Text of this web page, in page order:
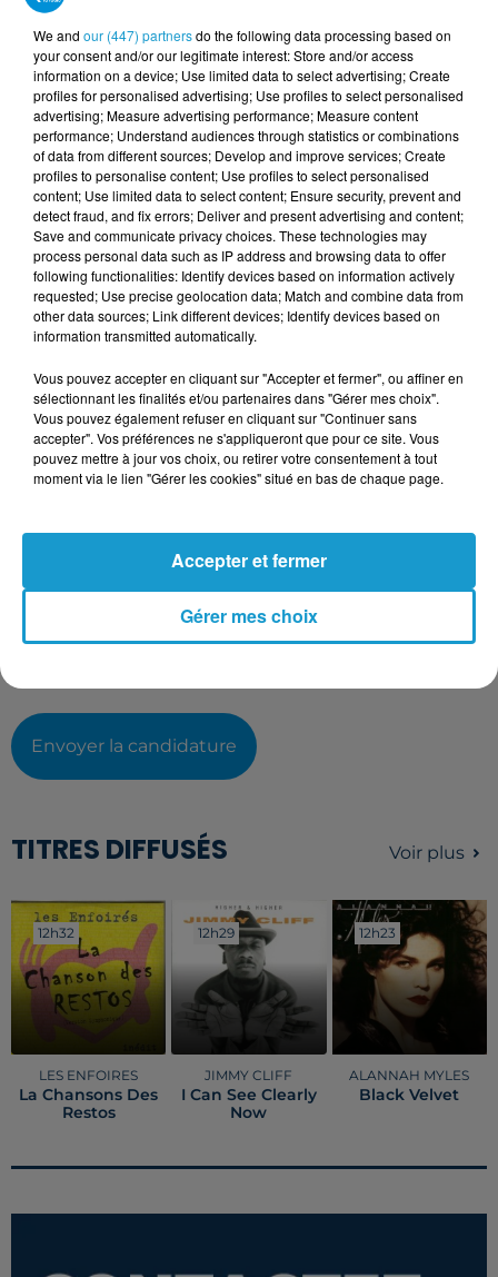
Votre n° de téléphone *
Votre message*
Taille maximum : 500 caractères
Votre CV
L'upload de fichier est limité à 2Mo pour les images et PDF et 5Mo
L'upload de fichier est limité à 2Mo pour les images et PDF et 5Mo
pour les audios.
Envoyer la candidature
TITRES DIFFUSÉS Voir plus
12h32
12h32
LES ENFOIRES
La Chansons Des
Restos
12h29
12h29
JIMMY CLIFF
I Can See Clearly
Now
12h23
12h23
ALANNAH MYLES
Black Velvet
We and our (447) partnersdo the following data processing based on
your consent and/or our legitimate interest: Store and/or access
information on a device; Use limited data to select advertising; Create
profiles for personalised advertising; Use profiles to select personalised
advertising; Measure advertising performance; Measure content
performance; Understand audiences through statistics or combinations
of data from different sources; Develop and improve services; Create
profiles to personalise content; Use profiles to select personalised
content; Use limited data to select content; Ensure security, prevent and
detect fraud, and fix errors; Deliver and present advertising and content;
Save and communicate privacy choices. These technologies may
process personal data such as IP address and browsing data to offer
following functionalities: Identify devices based on information actively
requested; Use precise geolocation data; Match and combine data from
other data sources; Link different devices; Identify devices based on
information transmitted automatically.
Vous pouvez accepter en cliquant sur "Accepter et fermer", ou affiner en
sélectionnant les finalités et/ou partenaires dans "Gérer mes choix".
Vous pouvez également refuser en cliquant sur "Continuer sans
accepter". Vos préférences ne s'appliqueront que pour ce site. Vous
pouvez mettre à jour vos choix, ou retirer votre consentement à tout
moment via le lien "Gérer les cookies" situé en bas de chaque page.
Gérer mes choix
Accepter et fermer